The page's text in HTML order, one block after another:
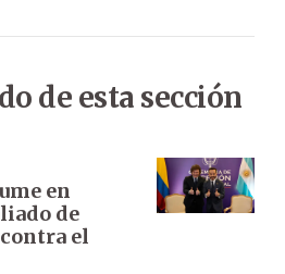
de esta sección
en
de
el